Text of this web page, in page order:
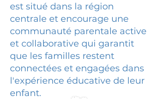
est situé dans la région
centrale et encourage une
communauté parentale active
et collaborative qui garantit
que les familles restent
connectées et engagées dans
l'expérience éducative de leur
enfant.